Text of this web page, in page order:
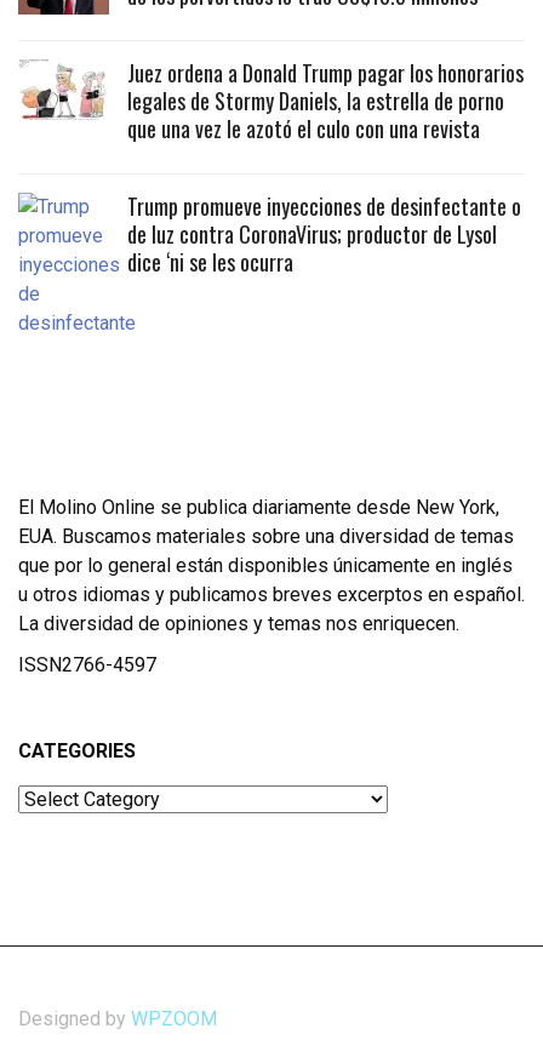
Juez ordena a Donald Trump pagar los honorarios
legales de Stormy Daniels, la estrella de porno
que una vez le azotó el culo con una revista
Trump promueve inyecciones de desinfectante o
de luz contra CoronaVirus; productor de Lysol
dice ‘ni se les ocurra
El Molino Online se publica diariamente desde New York,
EUA. Buscamos materiales sobre una diversidad de temas
que por lo general están disponibles únicamente en inglés
u otros idiomas y publicamos breves excerptos en español.
La diversidad de opiniones y temas nos enriquecen.
ISSN2766-4597
CATEGORIES
Categories
Designed by WPZOOM